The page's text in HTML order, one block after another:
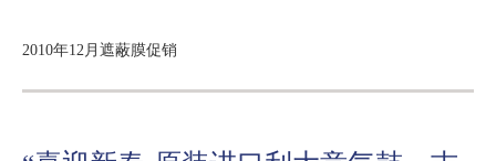
2010年12月遮蔽膜促销